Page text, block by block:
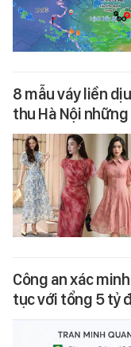
8 mẫu váy liền
thu Hà Nội
Công an xác
tục với tổng 5 tỷ